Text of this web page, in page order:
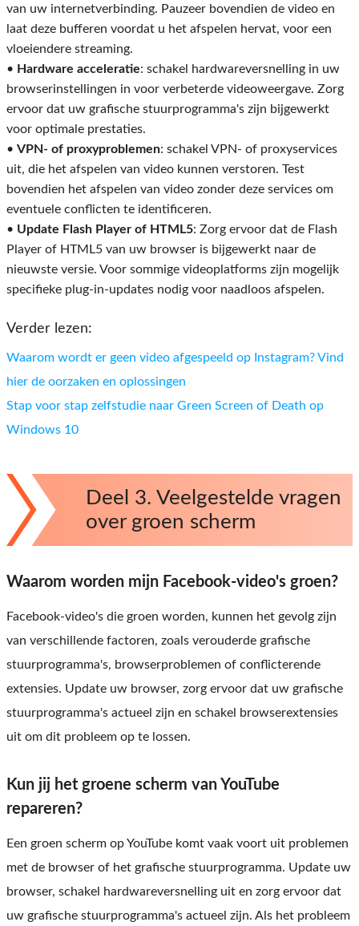
van uw internetverbinding. Pauzeer bovendien de video en
laat deze bufferen voordat u het afspelen hervat, voor een
vloeiendere streaming.
• Hardware acceleratie: schakel hardwareversnelling in uw
browserinstellingen in voor verbeterde videoweergave. Zorg
ervoor dat uw grafische stuurprogramma's zijn bijgewerkt
voor optimale prestaties.
• VPN- of proxyproblemen: schakel VPN- of proxyservices
uit, die het afspelen van video kunnen verstoren. Test
bovendien het afspelen van video zonder deze services om
eventuele conflicten te identificeren.
• Update Flash Player of HTML5: Zorg ervoor dat de Flash
Player of HTML5 van uw browser is bijgewerkt naar de
nieuwste versie. Voor sommige videoplatforms zijn mogelijk
specifieke plug-in-updates nodig voor naadloos afspelen.
Verder lezen:
Waarom wordt er geen video afgespeeld op Instagram? Vind
hier de oorzaken en oplossingen
Stap voor stap zelfstudie naar Green Screen of Death op
Windows 10
Deel 3. Veelgestelde vragen
over groen scherm
Waarom worden mijn Facebook-video's groen?
Facebook-video's die groen worden, kunnen het gevolg zijn
van verschillende factoren, zoals verouderde grafische
stuurprogramma's, browserproblemen of conflicterende
extensies. Update uw browser, zorg ervoor dat uw grafische
stuurprogramma's actueel zijn en schakel browserextensies
uit om dit probleem op te lossen.
Kun jij het groene scherm van YouTube
repareren?
Een groen scherm op YouTube komt vaak voort uit problemen
met de browser of het grafische stuurprogramma. Update uw
browser, schakel hardwareversnelling uit en zorg ervoor dat
uw grafische stuurprogramma's actueel zijn. Als het probleem